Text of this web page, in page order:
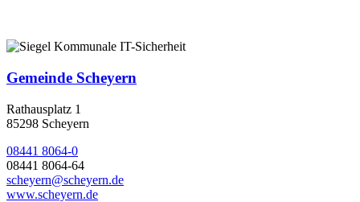
Gemeinde Scheyern
Rathausplatz 1
85298 Scheyern
08441 8064-0
08441 8064-64
scheyern@scheyern.de
www.scheyern.de